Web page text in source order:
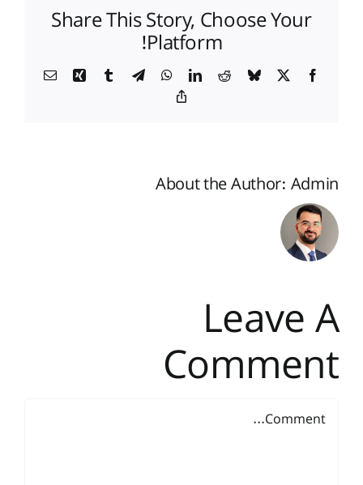
Share This Story, Choose Your
Platform!
Facebook
X
Bluesky
Reddit
LinkedIn
WhatsApp
Telegram
Tumblr
Xing
Email
About the Author: Admin
Leave A
Comment